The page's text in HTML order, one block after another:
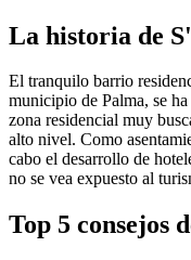
La historia de
El tranquilo barrio
municipio de Palma, se
zona residencial muy
alto nivel. Como
cabo el desarrollo de
no se vea expuesto al
Top 5 consejos